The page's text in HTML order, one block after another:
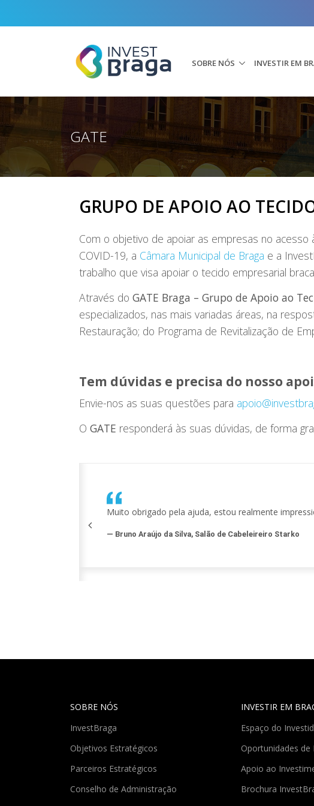
SOBRE NÓS INVESTIR EM
GATE
GRUPO DE APOIO AO
Com o objetivo de apoiar as empresas no
COVID-19, a Câmara Municipal de Braga e a
trabalho que visa apoiar o tecido empresarial
Através do GATE Braga – Grupo de Apoio ao
especializados, nas mais variadas áreas, na
Restauração; do Programa de Revitalização de
Tem dúvidas e precisa do nosso
Envie-nos as suas questões para
O GATE responderá às suas dúvidas, de forma
Muito obrigado pela ajuda, estou realmente
Bruno Araújo da Silva, Salão de Cabeleireiro Starko
SOBRE NÓS
InvestBraga
Objetivos Estratégicos
Parceiros Estratégicos
Conselho de Administração
INVESTIR EM
Espaço do
Oportunidades
Apoio ao
Brochura